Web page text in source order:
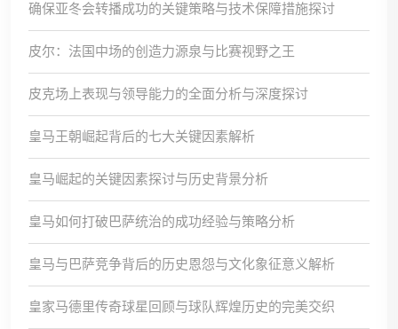
确保亚冬会转播成功的关键策略与技术保障措施探讨
皮尔：法国中场的创造力源泉与比赛视野之王
皮克场上表现与领导能力的全面分析与深度探讨
皇马王朝崛起背后的七大关键因素解析
皇马崛起的关键因素探讨与历史背景分析
皇马如何打破巴萨统治的成功经验与策略分析
皇马与巴萨竞争背后的历史恩怨与文化象征意义解析
皇家马德里传奇球星回顾与球队辉煌历史的完美交织